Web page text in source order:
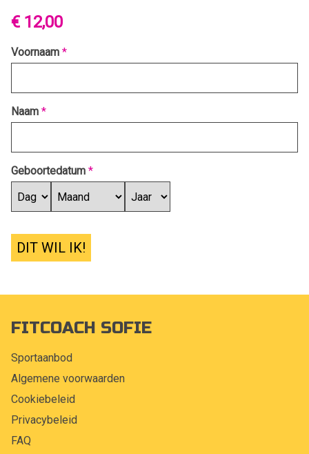
€ 12,00
Voornaam *
Naam *
Geboortedatum *
DIT WIL IK!
FITCOACH SOFIE
Sportaanbod
Algemene voorwaarden
Cookiebeleid
Privacybeleid
FAQ